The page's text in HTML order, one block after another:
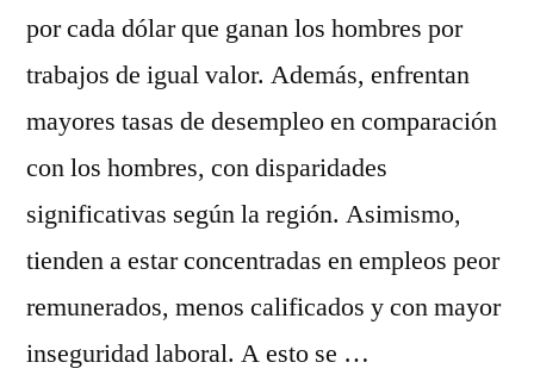
por cada dólar que ganan los hombres por
trabajos de igual valor. Además, enfrentan
mayores tasas de desempleo en comparación
con los hombres, con disparidades
significativas según la región. Asimismo,
tienden a estar concentradas en empleos peor
remunerados, menos calificados y con mayor
inseguridad laboral. A esto se …